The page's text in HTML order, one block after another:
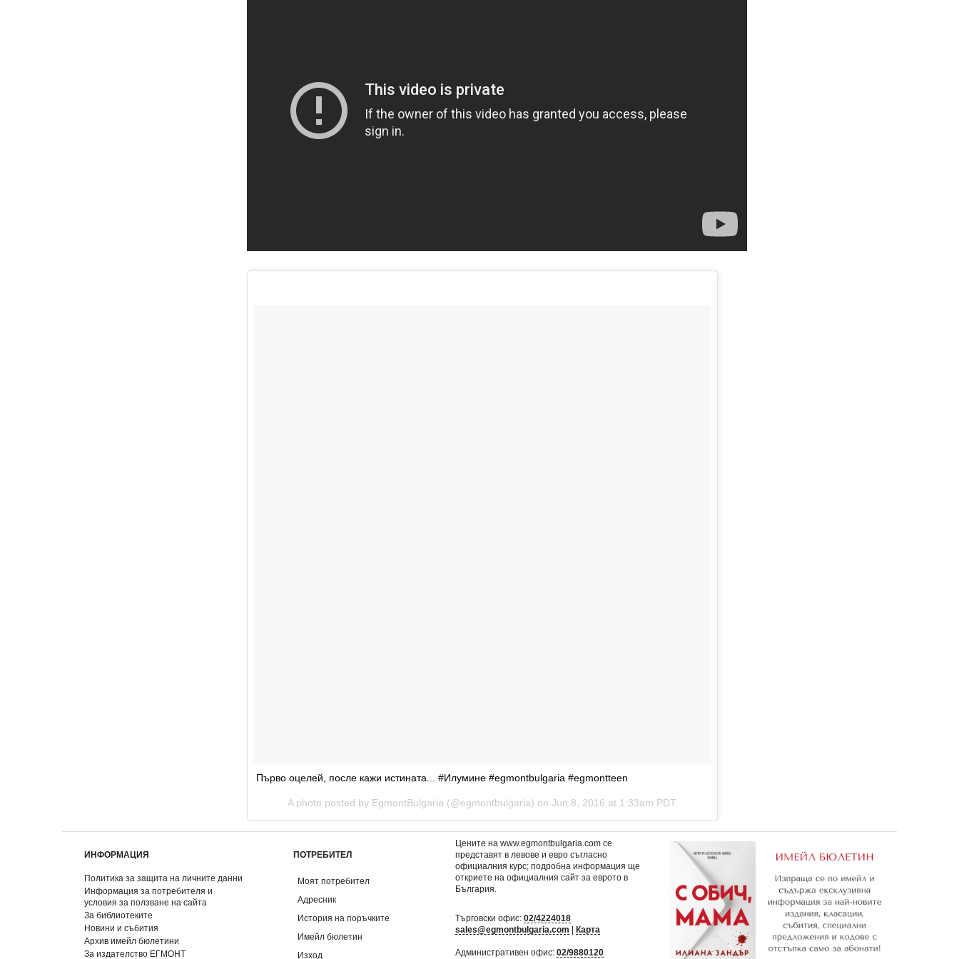
Първо оцелей, после кажи истината... #Илумине #egmontbulgaria #egmontteen
A photo posted by EgmontBulgaria (@egmontbulgaria) onJun 8, 2016 at 1:33am PDT
ИНФОРМАЦИЯ
Политика за защита на личните данни
Информация за потребителя и
условия за ползване на сайта
За библиотеките
Новини и събития
Архив имейл бюлетини
За издателство ЕГМОНТ
ПОТРЕБИТЕЛ
Моят потребител
Адресник
История на поръчките
Имейл бюлетин
Изход
Цените на www.egmontbulgaria.com се
представят в левове и евро съгласно
официалния курс; подробна информация ще
откриете наофициалния сайт за еврото в
България
Търговски офис:02/4224018
sales@egmontbulgaria.com |Карта
Административен офис:02/9880120